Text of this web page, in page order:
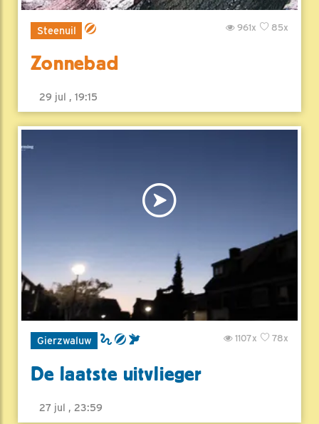
Steenuil 85x
961x
Zonnebad
29 jul , 19:15
Gierzwaluw 78x
1107x
De laatste uitvlieger
27 jul , 23:59